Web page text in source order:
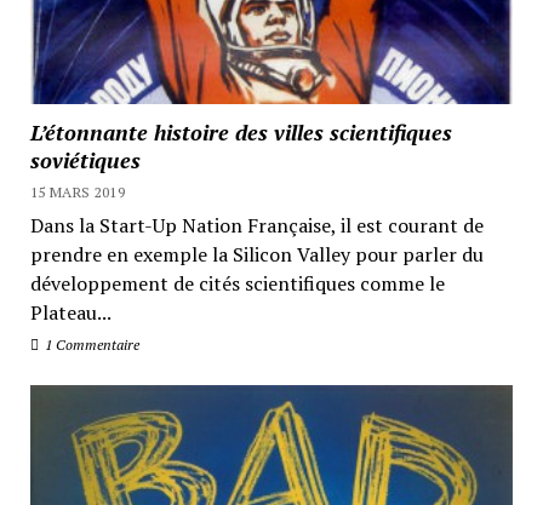
L’étonnante histoire des villes scientifiques
soviétiques
15 MARS 2019
Dans la Start-Up Nation Française, il est courant de
prendre en exemple la Silicon Valley pour parler du
développement de cités scientifiques comme le
Plateau...
1 Commentaire